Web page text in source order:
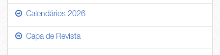
Calendários 2026
Capa de Revista